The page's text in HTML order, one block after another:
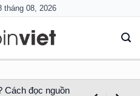
tháng 08, 2026
Cách đọc nguồn